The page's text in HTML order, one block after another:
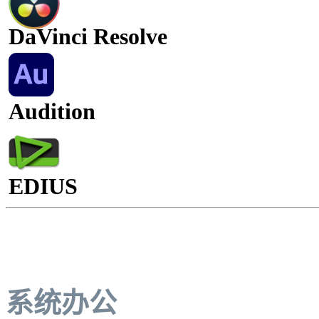
DaVinci Resolve
Audition
EDIUS
系统办公